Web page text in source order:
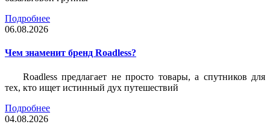
Подробнее
06.08.2026
Чем знаменит бренд Roadless?
Roadless предлагает не просто товары, а спутников для
тех, кто ищет истинный дух путешествий
Подробнее
04.08.2026